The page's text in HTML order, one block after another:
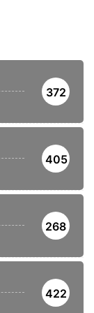
372
405
268
422